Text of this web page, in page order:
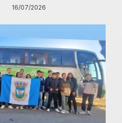
16/07/2026